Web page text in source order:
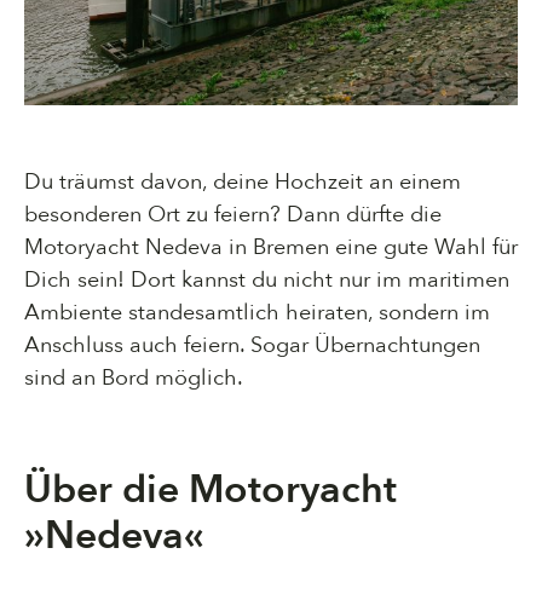
Du träumst davon, deine Hochzeit an einem
besonderen Ort zu feiern? Dann dürfte die
Motoryacht Nedeva in Bremen eine gute Wahl für
Dich sein! Dort kannst du nicht nur im maritimen
Ambiente standesamtlich heiraten, sondern im
Anschluss auch feiern. Sogar Übernachtungen
sind an Bord möglich.
Über die Motoryacht
»Nedeva«